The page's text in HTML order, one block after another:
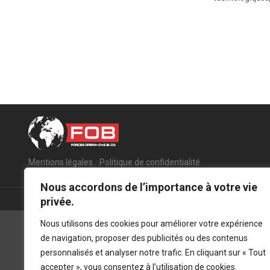
Nous accordons de l’importance à votre vie
privée.
Nous utilisons des cookies pour améliorer votre expérience
de navigation, proposer des publicités ou des contenus
personnalisés et analyser notre trafic. En cliquant sur « Tout
accepter », vous consentez à l’utilisation de cookies.
Mentions légales - Politique de confidentialité